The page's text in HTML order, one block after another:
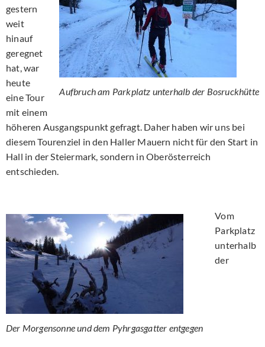
Aufbruch am Parkplatz unterhalb der Bosruckhütte
gestern
weit
hinauf
geregnet
hat, war
heute
eine Tour
mit einem
höheren Ausgangspunkt gefragt. Daher haben wir uns bei
diesem Tourenziel in den Haller Mauern nicht für den Start in
Hall in der Steiermark, sondern in Oberösterreich
entschieden.
Der Morgensonne und dem Pyhrgasgatter entgegen
Vom
Parkplatz
unterhalb
der